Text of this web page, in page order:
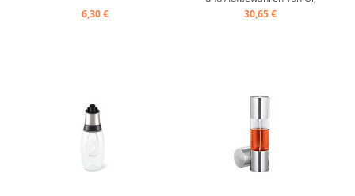
6,30 €
Essig oder Sojasauce - der
30,65 €